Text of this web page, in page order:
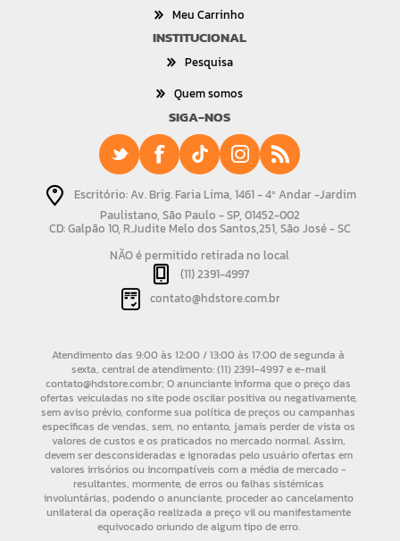
Meu Carrinho
INSTITUCIONAL
Pesquisa
Quem somos
SIGA-NOS
Escritório: Av. Brig. Faria Lima, 1461 - 4º Andar -Jardim
Paulistano, São Paulo - SP, 01452-002
CD: Galpão 10, R.Judite Melo dos Santos,251, São José - SC
NÃO é permitido retirada no local
(11) 2391-4997
contato@hdstore.com.br